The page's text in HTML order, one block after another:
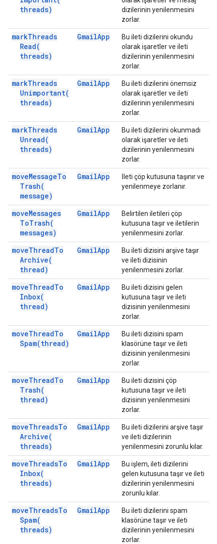
threads)
dizilerinin yenilenmesini
zorlar.
markThreads
Read(
threads)
GmailApp
Bu ileti dizilerini okundu
olarak işaretler ve ileti
dizilerinin yenilenmesini
zorlar.
markThreads
Unimportant(
threads)
GmailApp
Bu ileti dizilerini önemsiz
olarak işaretler ve ileti
dizilerinin yenilenmesini
zorlar.
markThreads
Unread(
threads)
GmailApp
Bu ileti dizilerini okunmadı
olarak işaretler ve ileti
dizilerinin yenilenmesini
zorlar.
moveMessageTo
Trash(
message)
GmailApp
İleti çöp kutusuna taşınır ve
yenilenmeye zorlanır.
moveMessages
ToTrash(
messages)
GmailApp
Belirtilen iletileri çöp
kutusuna taşır ve iletilerin
yenilenmesini zorlar.
moveThreadTo
Archive(
thread)
GmailApp
Bu ileti dizisini arşive taşır
ve ileti dizisinin
yenilenmesini zorlar.
moveThreadTo
Inbox(
thread)
GmailApp
Bu ileti dizisini gelen
kutusuna taşır ve ileti
dizisinin yenilenmesini
zorlar.
moveThreadTo
Spam(thread)
GmailApp
Bu ileti dizisini spam
klasörüne taşır ve ileti
dizisinin yenilenmesini
zorlar.
moveThreadTo
Trash(
thread)
GmailApp
Bu ileti dizisini çöp
kutusuna taşır ve ileti
dizisinin yenilenmesini
zorlar.
moveThreadsTo
Archive(
threads)
GmailApp
Bu ileti dizilerini arşive taşır
ve ileti dizilerinin
yenilenmesini zorunlu kılar.
moveThreadsTo
Inbox(
threads)
GmailApp
Bu işlem, ileti dizilerini
gelen kutusuna taşır ve ileti
dizilerinin yenilenmesini
zorunlu kılar.
moveThreadsTo
Spam(
threads)
GmailApp
Bu ileti dizilerini spam
klasörüne taşır ve ileti
dizilerinin yenilenmesini
zorlar.